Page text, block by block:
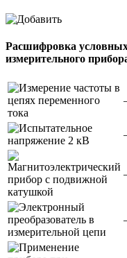
Расшифровка условных
измерительного